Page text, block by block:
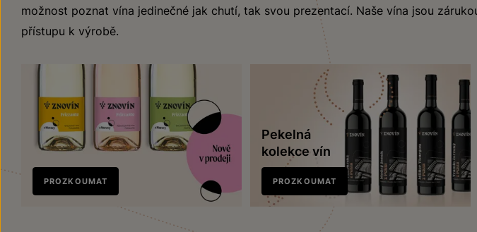
možnost poznat vína jedinečné jak chutí, tak svou prezentací. Naše vína jsou
přístupu k výrobě.
Nově
v prodeji
PROZKOUMAT
Pekelná
kolekce vín
PROZKOUMAT